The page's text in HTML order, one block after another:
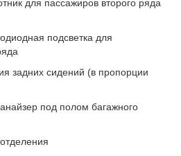
для пассажиров второго ряда
подсветка для
задних сидений (в пропорции
под полом багажного